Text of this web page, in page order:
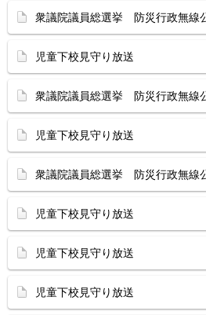
衆議院議員総選挙 防災行政無線
児童下校見守り放送
衆議院議員総選挙 防災行政無線
児童下校見守り放送
衆議院議員総選挙 防災行政無線
児童下校見守り放送
児童下校見守り放送
児童下校見守り放送